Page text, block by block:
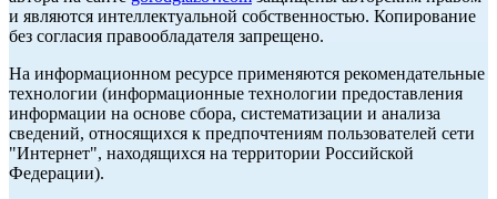
и являются интеллектуальной собственностью. Копирование
без согласия правообладателя запрещено.
На информационном ресурсе применяются рекомендательные
технологии (информационные технологии предоставления
информации на основе сбора, систематизации и анализа
сведений, относящихся к предпочтениям пользователей сети
"Интернет", находящихся на территории Российской
Федерации).